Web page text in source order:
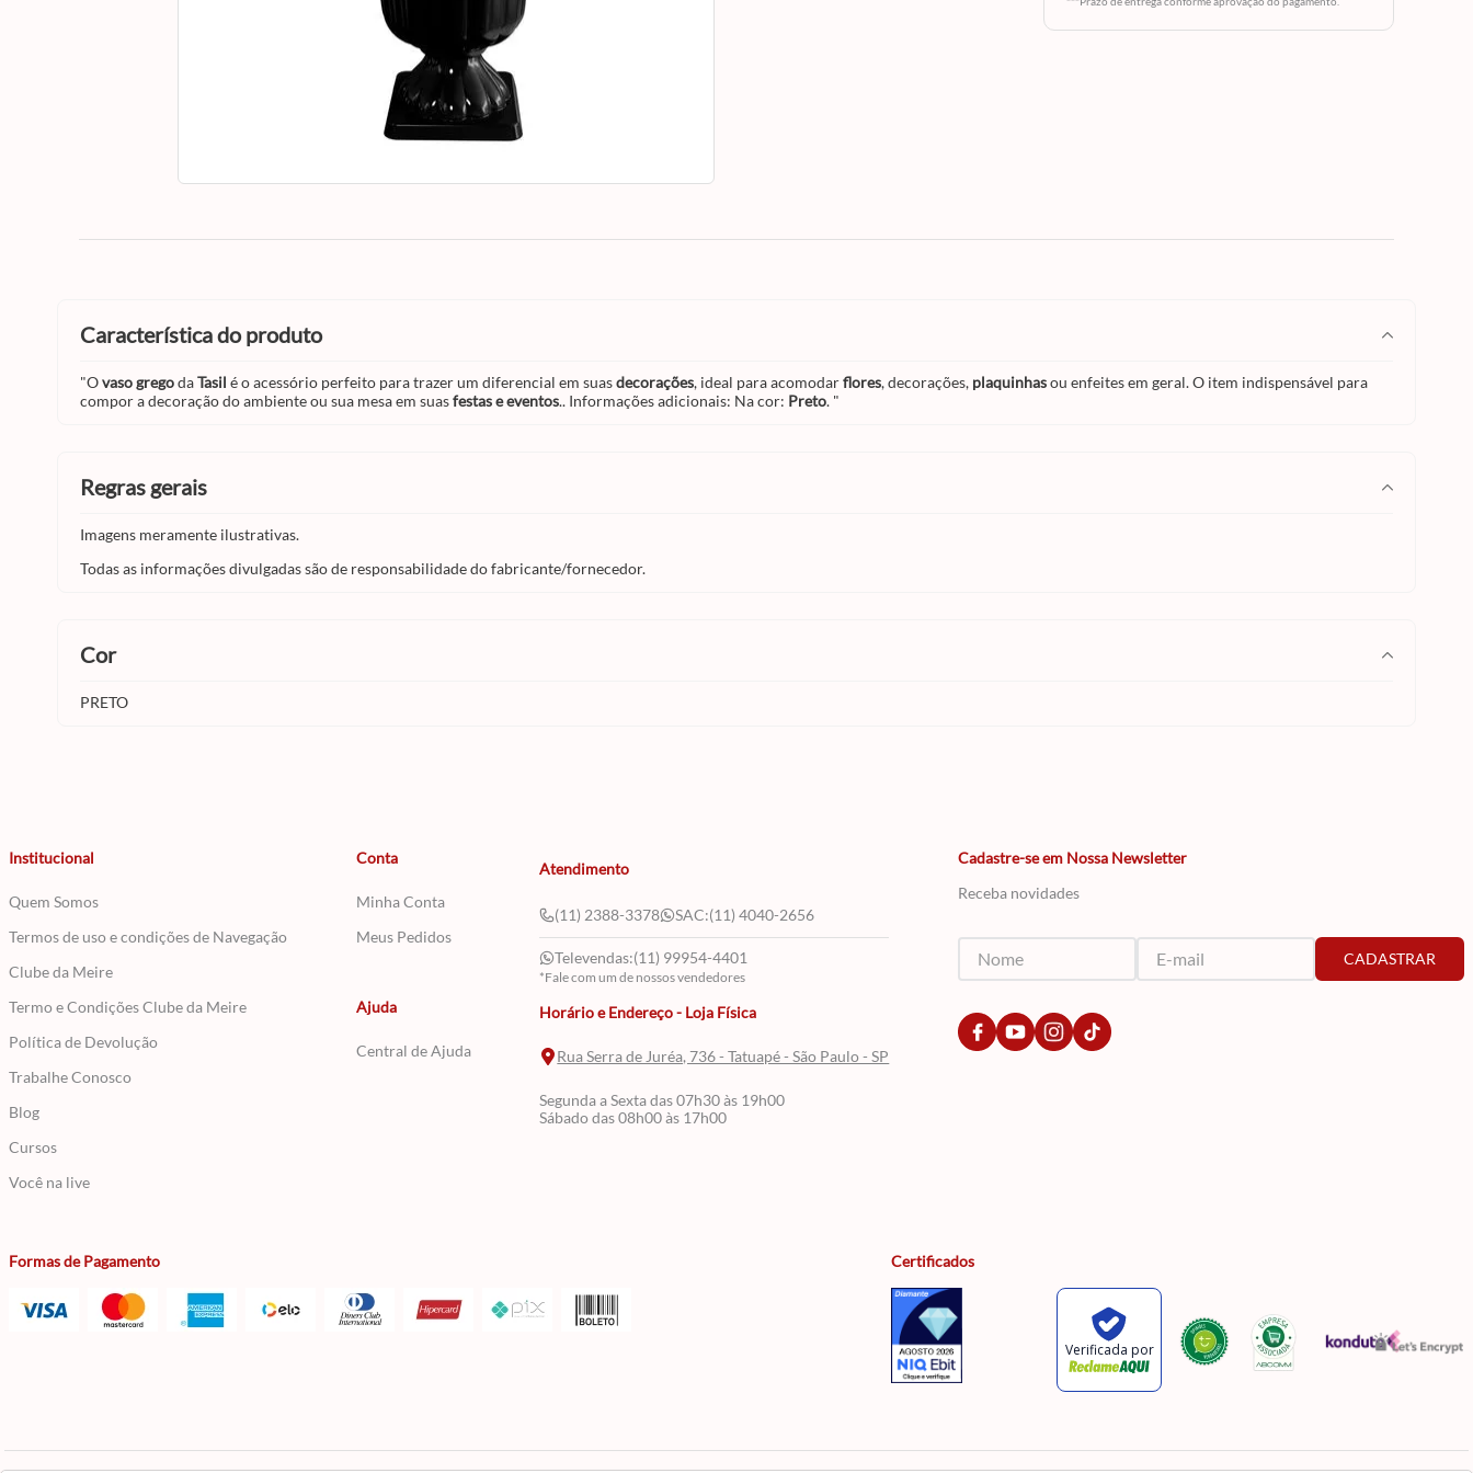
característica do produto
"Ovaso gregodaTasil é o acessório perfeito para trazer um diferencial em suasdecorações, ideal para acomodarflores, decorações, plaquinhasou enfeites em geral. O item indispensável para
compor a decoração do ambiente ou sua mesa em suasfestas e eventos.. Informações adicionais: Na cor: Preto. "
regras gerais
Imagens meramente ilustrativas.
Todas as informações divulgadas são de responsabilidade do fabricante/fornecedor.
cor
PRETO
Institucional
Quem Somos
Termos de uso e condições de Navegação
Clube da Meire
Termo e Condições Clube da Meire
Política de Devolução
Trabalhe Conosco
Blog
Cursos
Você na live
Conta
Minha Conta
Meus Pedidos
Ajuda
Central de Ajuda
Atendimento
(11) 2388-3378 SAC:(11) 4040-2656
Televendas:(11) 99954-4401
*Fale com um de nossos vendedores
Horário e Endereço - Loja Física
Rua Serra de Juréa, 736 - Tatuapé - São Paulo - SP
Segunda a Sexta das 07h30 às 19h00
Sábado das 08h00 às 17h00
Cadastre-se em Nossa Newsletter
Receba novidades
CADASTRAR
Formas de Pagamento Certificados